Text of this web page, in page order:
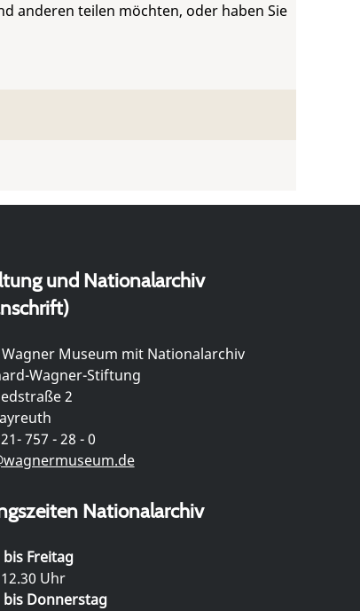
anderen teilen möchten, oder haben Sie
und Nationalarchiv
Museum mit Nationalarchiv
Wagner-Stiftung
2
757 - 28 - 0
Nationalarchiv
Freitag
Uhr
Donnerstag